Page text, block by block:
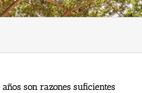
son razones suficientes